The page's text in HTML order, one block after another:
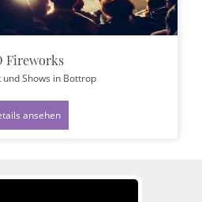
Fireworks
Shows in Bottrop
ansehen